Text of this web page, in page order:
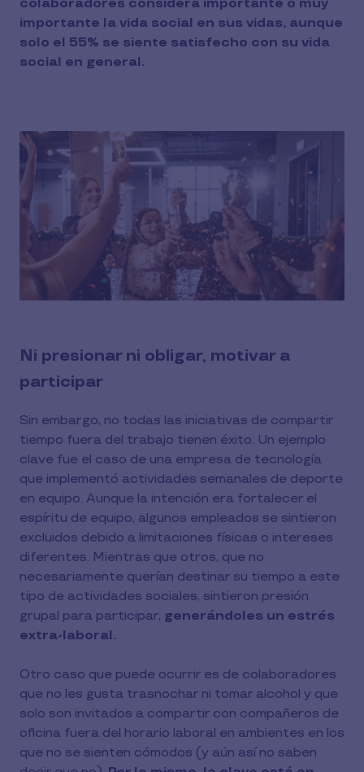
colaboradores considera importante o muy
importante la vida social en sus vidas, aunque
solo el 55% se siente satisfecho con su vida
social en general.
Ni presionar ni obligar, motivar a
participar
Sin embargo, no todas las iniciativas de compartir
tiempo fuera del trabajo tienen éxito. Un ejemplo
clave fue el caso de una empresa de tecnología
que implementó actividades semanales de deporte
en equipo. Aunque la intención era fortalecer el
espíritu de equipo, algunos empleados se sintieron
excluidos debido a limitaciones físicas o intereses
diferentes. Mientras que otros, que no
necesariamente querían destinar su tiempo a este
tipo de actividades sociales, sintieron presión
grupal para participar, generándoles un estrés
extra-laboral.
Otro caso que puede ocurrir es de colaboradores
que no les gusta trasnochar ni tomar alcohol y que
solo son invitados a compartir con compañeros de
oficina fuera del horario laboral en ambientes en los
que no se sienten cómodos (y aún así no saben